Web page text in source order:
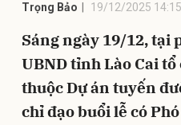
Trọng Bảo 19/12/2025 14:15
Sáng ngày 19/12, tại
UBND tỉnh Lào Cai
thuộc Dự án tuyến
chỉ đạo buổi lễ có